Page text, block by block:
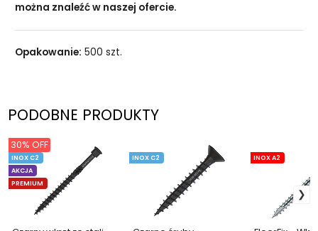
można znaleźć w naszej ofercie.
Opakowanie: 500 szt.
PODOBNE PRODUKTY
INOX C2
AKCJA
PREMIUM
30% OFF
INOX C2 INOX A2